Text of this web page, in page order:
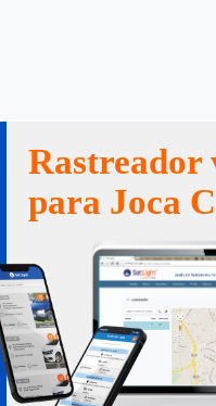
Rastreador
para Joca